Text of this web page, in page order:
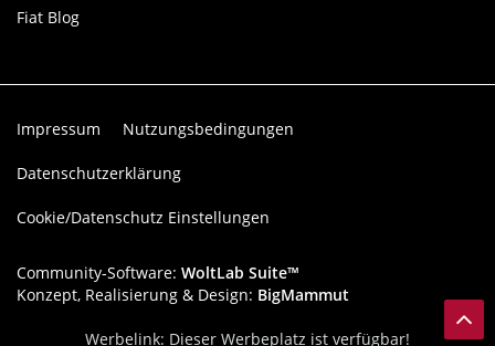
Fiat Blog
Impressum Nutzungsbedingungen
Datenschutzerklärung
Cookie/Datenschutz Einstellungen
Community-Software: WoltLab Suite™
Konzept, Realisierung & Design: BigMammut
Werbelink: Dieser Werbeplatz ist verfügbar!